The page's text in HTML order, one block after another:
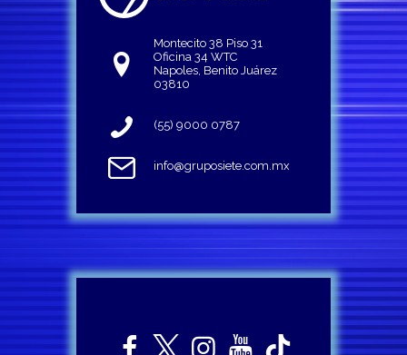
Montecito 38 Piso 31
Oficina 34 WTC
Napoles, Benito Juárez
03810
(55) 9000 0787
info@gruposiete.com.mx